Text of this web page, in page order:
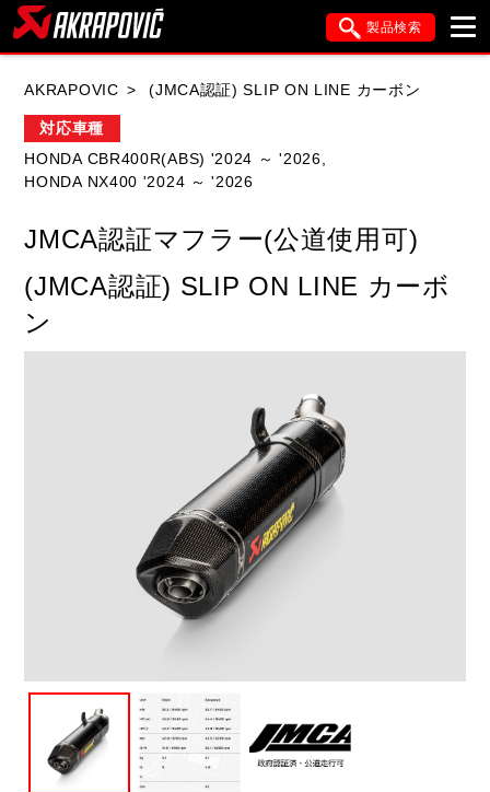
製品検索
KAWASAKI APRILIA BMW DUCATI
FANTIC GASGAS GILERA
TRIUMPH
閉じる
AKRAPOVIC (JMCA認証) SLIP ON LINE カーボン
対応車種
HONDA CBR400R(ABS) '2024 ～ '2026,
HONDA NX400 '2024 ～ '2026
JMCA認証マフラー(公道使用可)
(JMCA認証) SLIP ON LINE カーボ
ン